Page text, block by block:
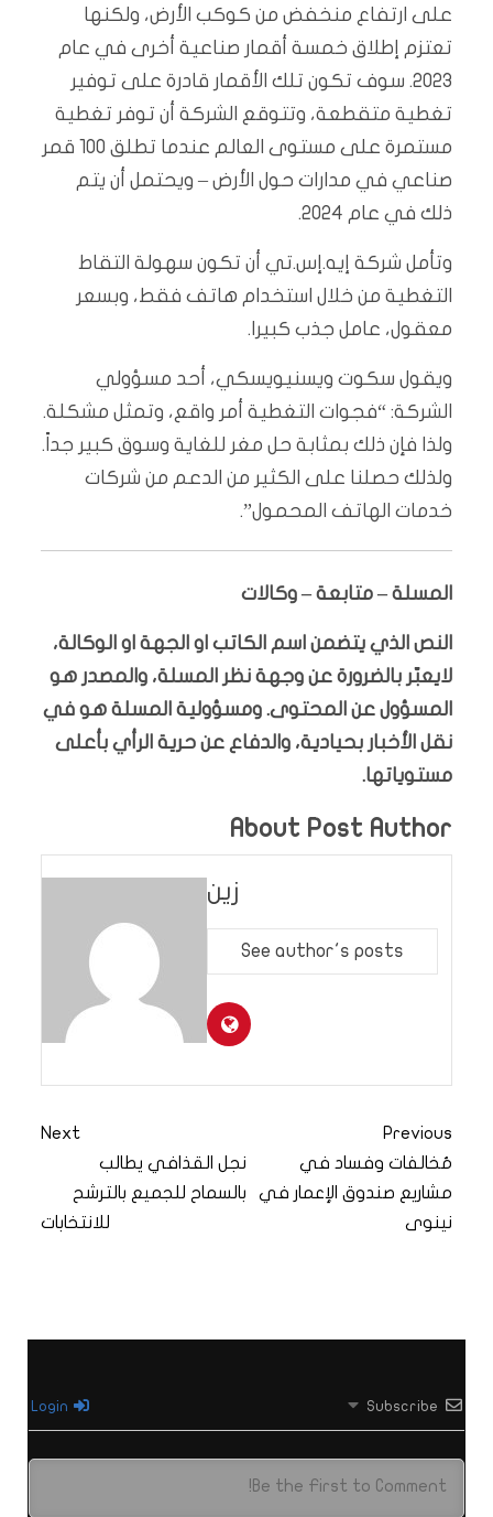
على ارتفاع منخفض من كوكب الأرض، ولكنها
تعتزم إطلاق خمسة أقمار صناعية أخرى في عام
2023. سوف تكون تلك الأقمار قادرة على توفير
تغطية متقطعة، وتتوقع الشركة أن توفر تغطية
مستمرة على مستوى العالم عندما تطلق 100 قمر
صناعي في مدارات حول الأرض – ويحتمل أن يتم
ذلك في عام 2024.
وتأمل شركة إيه.إس.تي أن تكون سهولة التقاط
التغطية من خلال استخدام هاتف فقط، وبسعر
معقول، عامل جذب كبيرا.
ويقول سكوت ويسنيويسكي، أحد مسؤولي
الشركة: “فجوات التغطية أمر واقع، وتمثل مشكلة.
ولذا فإن ذلك بمثابة حل مغر للغاية وسوق كبير جداً.
ولذلك حصلنا على الكثير من الدعم من شركات
خدمات الهاتف المحمول”.
المسلة – متابعة – وكالات
النص الذي يتضمن اسم الكاتب او الجهة او الوكالة،
لايعبّر بالضرورة عن وجهة نظر المسلة، والمصدر هو
المسؤول عن المحتوى. ومسؤولية المسلة هو في
نقل الأخبار بحيادية، والدفاع عن حرية الرأي بأعلى
مستوياتها.
About Post Author
زين
See author's posts
Previous
مُخالفات وفساد في
مشاريع صندوق الإعمار في
نينوى
Next
نجل القذافي يطالب
بالسماح للجميع بالترشح
للانتخابات
Subscribe